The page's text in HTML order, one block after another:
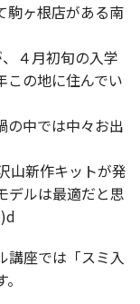
駒ヶ根店がある南
４月初旬の入学
この地に住んでい
の中では中々お出
山新作キットが発
デルは最適だと思
講座では「スミ入